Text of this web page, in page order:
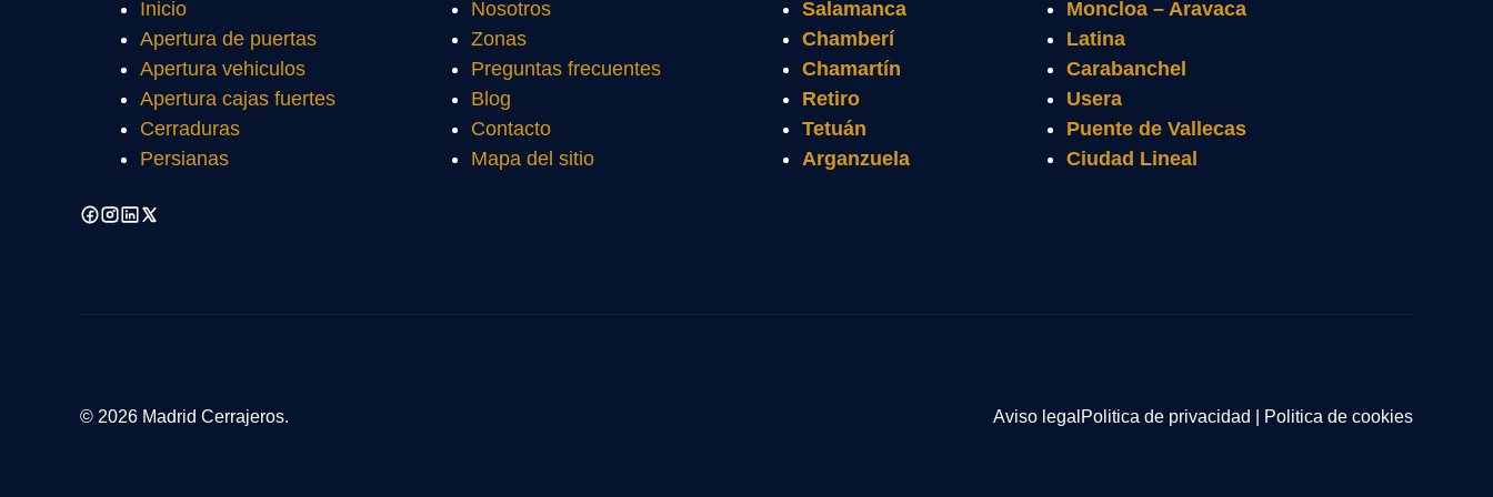
Inicio
Apertura de puertas
Apertura vehiculos
Apertura cajas fuertes
Cerraduras
Persianas
Nosotros
Zonas
Preguntas frecuentes
Blog
Contacto
Mapa del sitio
Salamanca
Chamberí
Chamartín
Retiro
Tetuán
Arganzuela
Moncloa – Aravaca
Latina
Carabanchel
Usera
Puente de Vallecas
Ciudad Lineal
© 2026 Madrid Cerrajeros. Aviso legal Politica de privacidad Politica de cookies